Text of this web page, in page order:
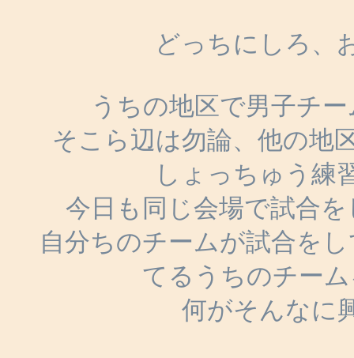
どっちにしろ、
うちの地区で男子チ
そこら辺は勿論、他の地
しょっちゅう練
今日も同じ会場で試合
自分ちのチームが試合を
てるうちのチー
何がそんなに